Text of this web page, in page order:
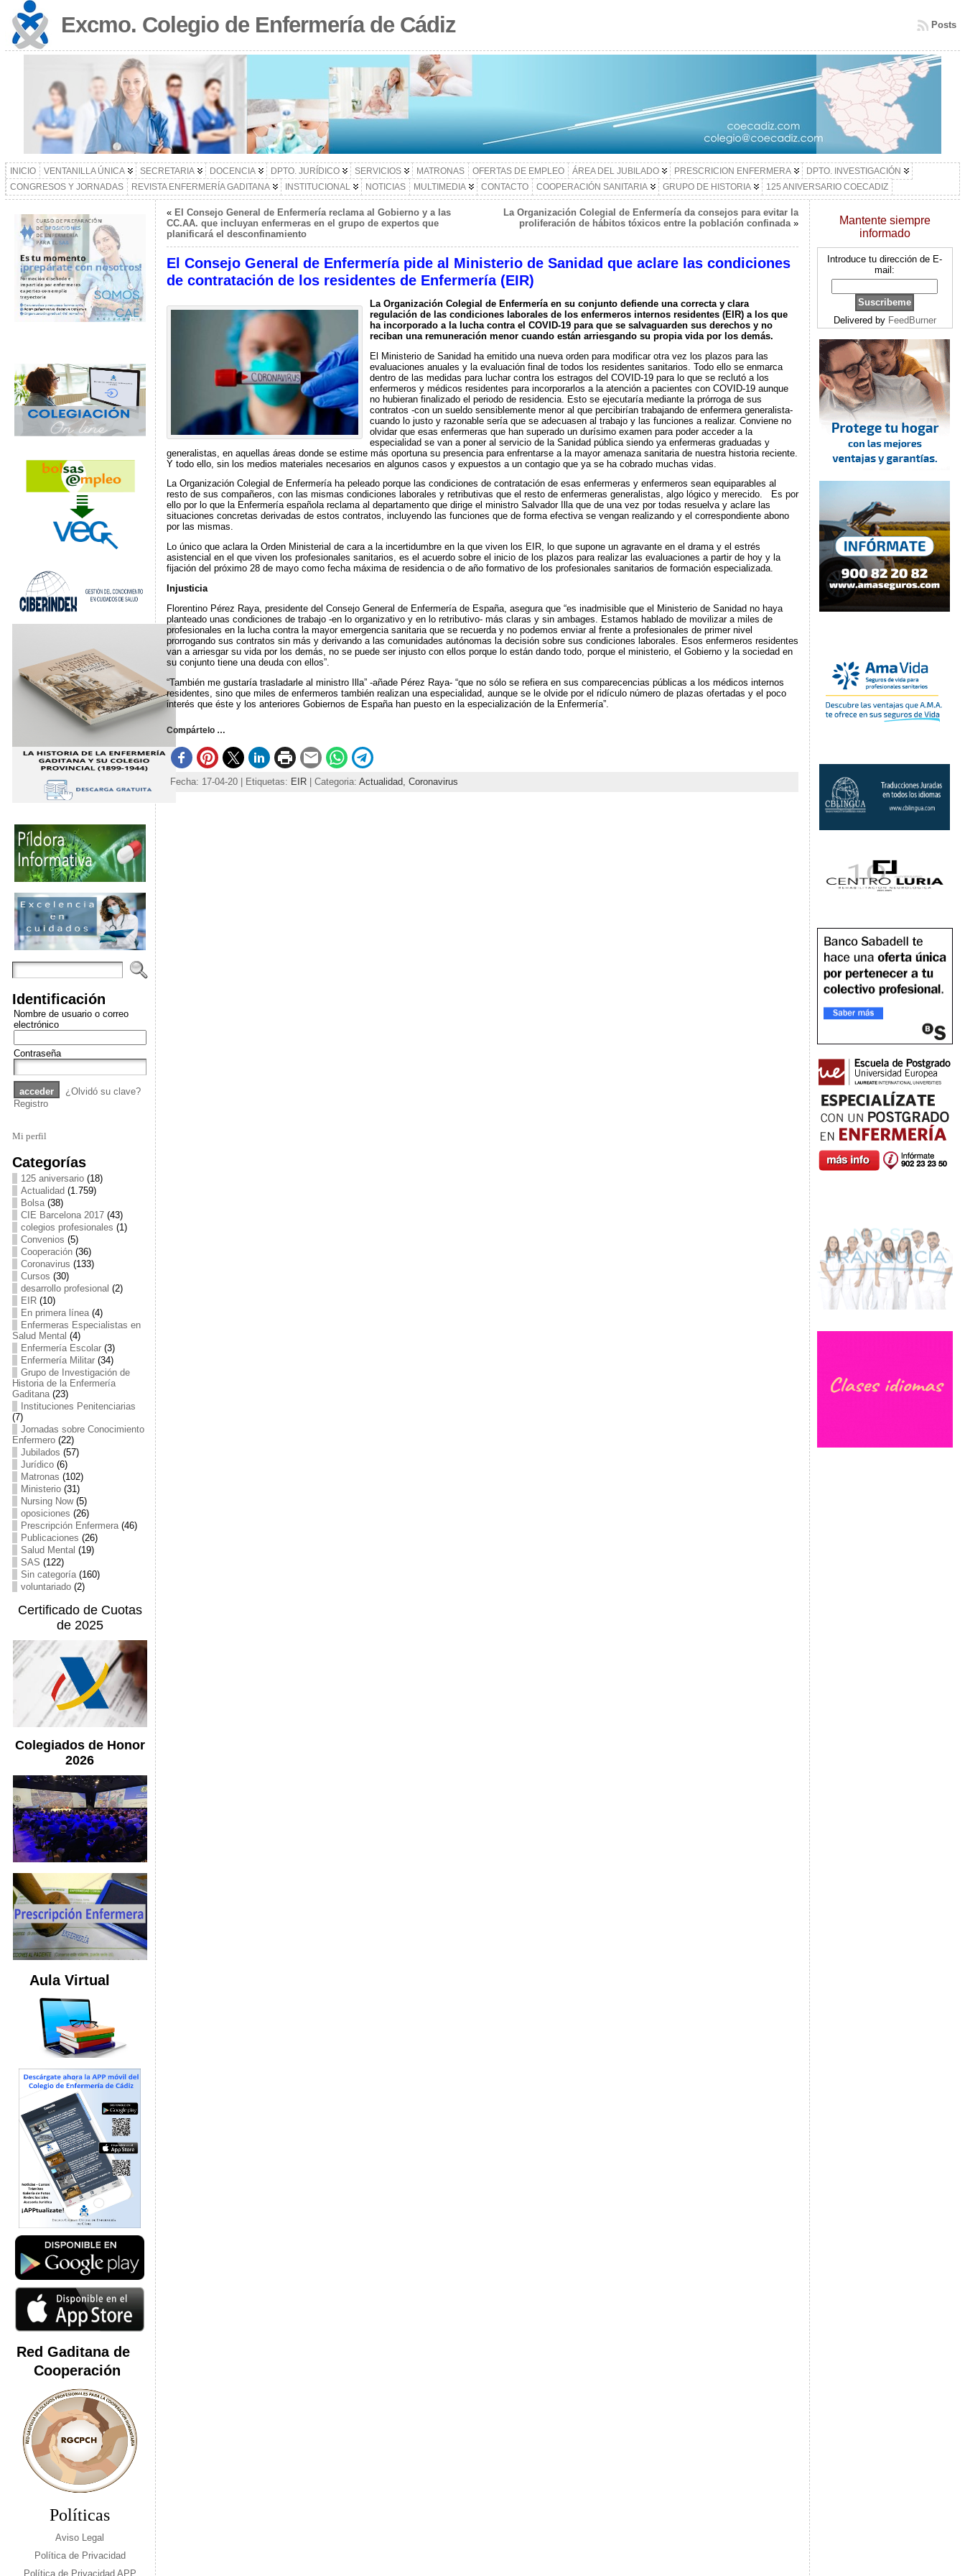
Excmo. Colegio de Enfermería de Cádiz Posts
INICIO VENTANILLA ÚNICA SECRETARIA DOCENCIA DPTO. JURÍDICO SERVICIOS MATRONAS OFERTAS DE EMPLEO ÁREA DEL JUBILADO PRESCRICION ENFERMERA
DPTO. INVESTIGACIÓN
CONGRESOS Y JORNADAS
REVISTA ENFERMERÍA GADITANA INSTITUCIONAL NOTICIAS MULTIMEDIA CONTACTO COOPERACIÓN SANITARIA GRUPO DE HISTORIA 125 ANIVERSARIO COECADIZ
Identificación
Nombre de usuario o correo
electrónico
Contraseña
¿Olvidó su clave?
Registro
Mi perfil
Categorías
125 aniversario(18)
Actualidad (1.759)
Bolsa(38)
CIE Barcelona 2017(43)
colegios profesionales (1)
Convenios (5)
Cooperación(36)
Coronavirus (133)
Cursos (30)
desarrollo profesional (2)
EIR(10)
En primera línea(4)
Enfermeras Especialistas en
Salud Mental (4)
Enfermería Escolar(3)
Enfermería Militar(34)
Grupo de Investigación de
Historia de la Enfermería
Gaditana(23)
Instituciones Penitenciarias
(7)
Jornadas sobre Conocimiento
Enfermero(22)
Jubilados (57)
Jurídico(6)
Matronas (102)
Ministerio(31)
Nursing Now(5)
oposiciones (26)
Prescripción Enfermera(46)
Publicaciones (26)
Salud Mental (19)
SAS (122)
Sin categoría(160)
voluntariado(2)
Certificado de Cuotas
de 2025
Colegiados de Honor
2026
Aula Virtual
Red Gaditana de
Cooperación
Políticas
Aviso Legal
Política de Privacidad
Política de Privacidad APP
« El Consejo General de Enfermería reclama al Gobierno y a las
CC.AA. que incluyan enfermeras en el grupo de expertos que
planificará el desconfinamiento
La Organización Colegial de Enfermería da consejos para evitar la
proliferación de hábitos tóxicos entre la población confinada»
El Consejo General de Enfermería pide al Ministerio de Sanidad que aclare las condiciones
de contratación de los residentes de Enfermería (EIR)
La Organización Colegial de Enfermería en su conjunto defiende una correcta y clara
regulación de las condiciones laborales de los enfermeros internos residentes (EIR) a los que
ha incorporado a la lucha contra el COVID-19 para que se salvaguarden sus derechos y no
reciban una remuneración menor cuando están arriesgando su propia vida por los demás.
El Ministerio de Sanidad ha emitido una nueva orden para modificar otra vez los plazos para las
evaluaciones anuales y la evaluación final de todos los residentes sanitarios. Todo ello se enmarca
dentro de las medidas para luchar contra los estragos del COVID-19 para lo que se reclutó a los
enfermeros y médicos residentes para incorporarlos a la atención a pacientes con COVID-19 aunque
no hubieran finalizado el periodo de residencia. Esto se ejecutaría mediante la prórroga de sus
contratos -con un sueldo sensiblemente menor al que percibirían trabajando de enfermera generalista-
cuando lo justo y razonable sería que se adecuasen al trabajo y las funciones a realizar. Conviene no
olvidar que esas enfermeras que han superado un durísimo examen para poder acceder a la
especialidad se van a poner al servicio de la Sanidad pública siendo ya enfermeras graduadas y
generalistas, en aquellas áreas donde se estime más oportuna su presencia para enfrentarse a la mayor amenaza sanitaria de nuestra historia reciente.
Y todo ello, sin los medios materiales necesarios en algunos casos y expuestos a un contagio que ya se ha cobrado muchas vidas.
La Organización Colegial de Enfermería ha peleado porque las condiciones de contratación de esas enfermeras y enfermeros sean equiparables al
resto de sus compañeros, con las mismas condiciones laborales y retributivas que el resto de enfermeras generalistas, algo lógico y merecido. Es por
ello por lo que la Enfermería española reclama al departamento que dirige el ministro Salvador Illa que de una vez por todas resuelva y aclare las
situaciones concretas derivadas de estos contratos, incluyendo las funciones que de forma efectiva se vengan realizando y el correspondiente abono
por las mismas.
Lo único que aclara la Orden Ministerial de cara a la incertidumbre en la que viven los EIR, lo que supone un agravante en el drama y el estrés
asistencial en el que viven los profesionales sanitarios, es el acuerdo sobre el inicio de los plazos para realizar las evaluaciones a partir de hoy y la
fijación del próximo 28 de mayo como fecha máxima de residencia o de año formativo de los profesionales sanitarios de formación especializada.
Injusticia
Florentino Pérez Raya, presidente del Consejo General de Enfermería de España, asegura que “es inadmisible que el Ministerio de Sanidad no haya
planteado unas condiciones de trabajo -en lo organizativo y en lo retributivo- más claras y sin ambages. Estamos hablado de movilizar a miles de
profesionales en la lucha contra la mayor emergencia sanitaria que se recuerda y no podemos enviar al frente a profesionales de primer nivel
prorrogando sus contratos sin más y derivando a las comunidades autónomas la decisión sobre sus condiciones laborales. Esos enfermeros residentes
van a arriesgar su vida por los demás, no se puede ser injusto con ellos porque lo están dando todo, porque el ministerio, el Gobierno y la sociedad en
su conjunto tiene una deuda con ellos”.
“También me gustaría trasladarle al ministro Illa” -añade Pérez Raya- “que no sólo se refiera en sus comparecencias públicas a los médicos internos
residentes, sino que miles de enfermeros también realizan una especialidad, aunque se le olvide por el ridículo número de plazas ofertadas y el poco
interés que éste y los anteriores Gobiernos de España han puesto en la especialización de la Enfermería”.
Compártelo …
Fecha: 17-04-20 | Etiquetas: EIR| Categoria: Actualidad, Coronavirus
Mantente siempre
informado
Introduce tu dirección de E-
mail:
Delivered by FeedBurner